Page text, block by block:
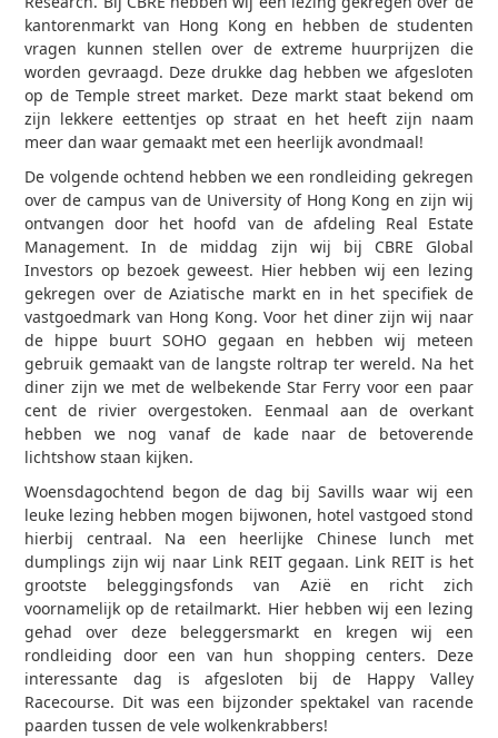
kantorenmarkt van Hong Kong en hebben de studenten
vragen kunnen stellen over de extreme huurprijzen die
worden gevraagd. Deze drukke dag hebben we afgesloten
op de Temple street market. Deze markt staat bekend om
zijn lekkere eettentjes op straat en het heeft zijn naam
meer dan waar gemaakt met een heerlijk avondmaal!
De volgende ochtend hebben we een rondleiding gekregen
over de campus van de University of Hong Kong en zijn wij
ontvangen door het hoofd van de afdeling Real Estate
Management. In de middag zijn wij bij CBRE Global
Investors op bezoek geweest. Hier hebben wij een lezing
gekregen over de Aziatische markt en in het specifiek de
vastgoedmark van Hong Kong. Voor het diner zijn wij naar
de hippe buurt SOHO gegaan en hebben wij meteen
gebruik gemaakt van de langste roltrap ter wereld. Na het
diner zijn we met de welbekende Star Ferry voor een paar
cent de rivier overgestoken. Eenmaal aan de overkant
hebben we nog vanaf de kade naar de betoverende
lichtshow staan kijken.
Woensdagochtend begon de dag bij Savills waar wij een
leuke lezing hebben mogen bijwonen, hotel vastgoed stond
hierbij centraal. Na een heerlijke Chinese lunch met
dumplings zijn wij naar Link REIT gegaan. Link REIT is het
grootste beleggingsfonds van Azië en richt zich
voornamelijk op de retailmarkt. Hier hebben wij een lezing
gehad over deze beleggersmarkt en kregen wij een
rondleiding door een van hun shopping centers. Deze
interessante dag is afgesloten bij de Happy Valley
Racecourse. Dit was een bijzonder spektakel van racende
paarden tussen de vele wolkenkrabbers!